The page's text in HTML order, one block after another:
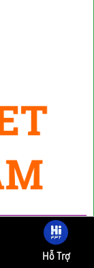
Hỗ Trợ